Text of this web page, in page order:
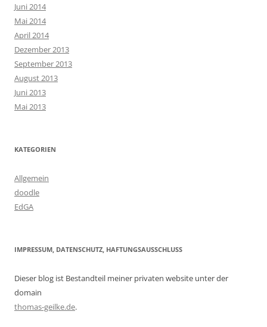
Juni 2014
Mai 2014
April 2014
Dezember 2013
September 2013
August 2013
Juni 2013
Mai 2013
KATEGORIEN
Allgemein
doodle
EdGA
IMPRESSUM, DATENSCHUTZ, HAFTUNGSAUSSCHLUSS
Dieser blog ist Bestandteil meiner privaten website unter der
domain
thomas-geilke.de.